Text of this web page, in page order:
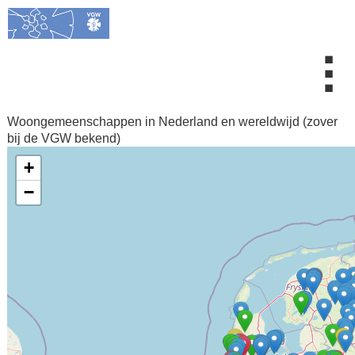
⠇
Woongemeenschappen in Nederland en wereldwijd (zover
bij de VGW bekend)
+
−